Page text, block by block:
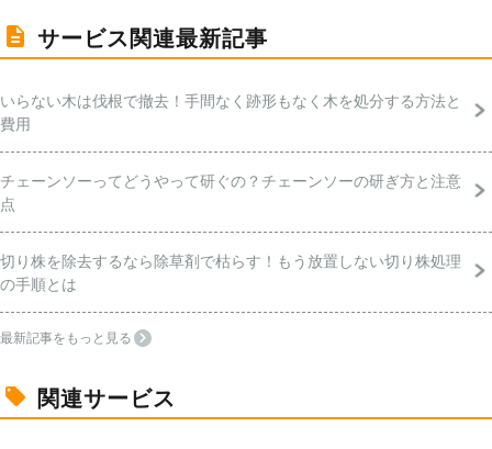
サービス関連最新記事
いらない木は伐根で撤去！手間なく跡形もなく木を処分する方法と
費用
チェーンソーってどうやって研ぐの？チェーンソーの研ぎ方と注意
点
切り株を除去するなら除草剤で枯らす！もう放置しない切り株処理
の手順とは
最新記事をもっと見る
関連サービス